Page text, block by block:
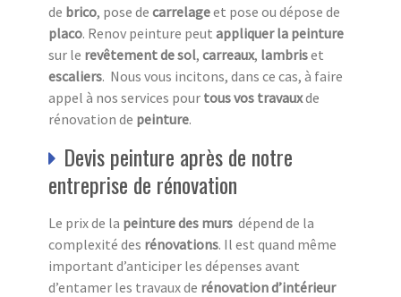
de brico, pose de carrelageet pose ou dépose de
placo. Renov peinture peut appliquer la peinture
sur le revêtement de sol, carreaux, lambriset
escaliers. Nous vous incitons, dans ce cas, à faire
appel à nos services pour tous vos travauxde
rénovation de peinture.
Devis peinture après de notre
entreprise de rénovation
Le prix de la peinture des murs dépend de la
complexité des rénovations. Il est quand même
important d’anticiper les dépenses avant
d’entamer les travaux de rénovation d’intérieur